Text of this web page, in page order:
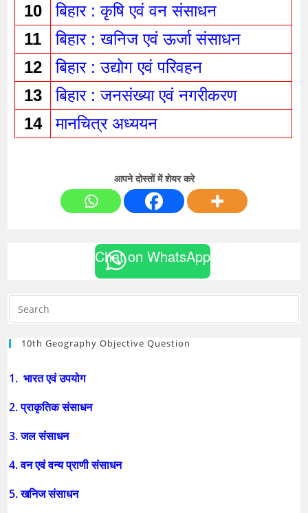
10
बिहार : कृषि एवं वन संसाधन
11
बिहार : खनिज एवं ऊर्जा संसाधन
12
बिहार : उद्योग एवं परिवहन
13
बिहार : जनसंख्या एवं नगरीकरण
14
मानचित्र अध्ययन
आपने दोस्तों में शेयर करे
Chat on WhatsApp
10th Geography Objective Question
1. भारत एवं उपयोग
2. प्राकृतिक संसाधन
3. जल संसाधन
4. वन एवं वन्य प्राणी संसाधन
5. खनिज संसाधन